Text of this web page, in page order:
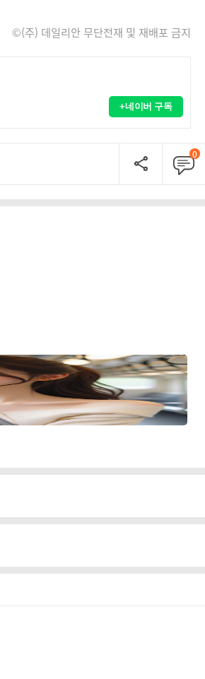
©(주) 데일리안 무단전재 및 재배포 금지
+네이버 구독
0